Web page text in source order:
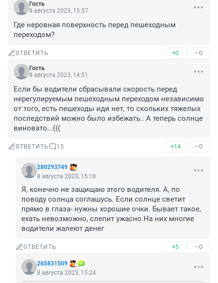
Гость
8 августа 2023, 15:57
Где неровная поверхность перед пешеходным
переходом?
ОТВЕТИТЬ +0 –0
Гость
8 августа 2023, 14:51
Если бы водители сбрасывали скорость перед
нерегулируемым пешеходным переходом независимо
от того, есть пешеходы иди нет, то скольких тяжелых
последствий можно было избежать.. А теперь солнце
виновато...(((
ОТВЕТИТЬ 15 +14 –0
280293749
8 августа 2023, 15:18
Я, конечно не защищаю этого водителя. А, по
поводу солнца соглашусь. Если солнце светит
прямо в глаза- нужны хорошие очки. Бывает такое,
ехать невозможно, слепит ужасно.На них многие
водители жалеют денег
ОТВЕТИТЬ +5 –0
265831509
8 августа 2023, 15:24